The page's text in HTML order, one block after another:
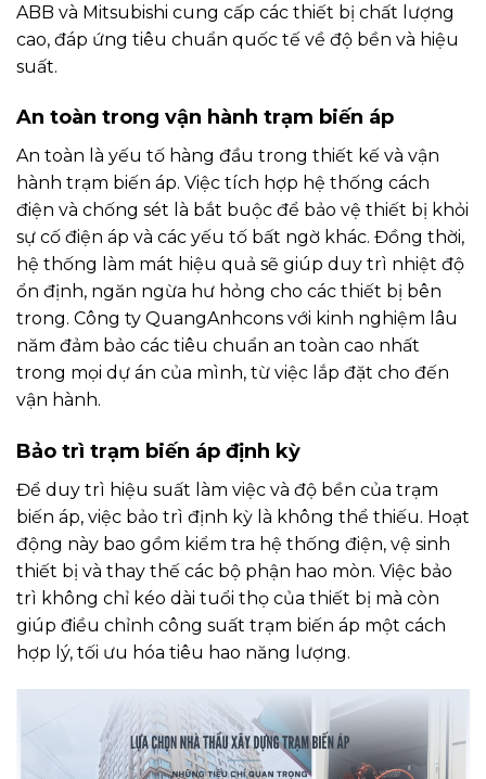
ABB và Mitsubishi cung cấp các thiết bị chất lượng
cao, đáp ứng tiêu chuẩn quốc tế về độ bền và hiệu
suất.
An toàn trong vận hành trạm biến áp
An toàn là yếu tố hàng đầu trong thiết kế và vận
hành trạm biến áp. Việc tích hợp hệ thống cách
điện và chống sét là bắt buộc để bảo vệ thiết bị khỏi
sự cố điện áp và các yếu tố bất ngờ khác. Đồng thời,
hệ thống làm mát hiệu quả sẽ giúp duy trì nhiệt độ
ổn định, ngăn ngừa hư hỏng cho các thiết bị bên
trong. Công ty QuangAnhcons với kinh nghiệm lâu
năm đảm bảo các tiêu chuẩn an toàn cao nhất
trong mọi dự án của mình, từ việc lắp đặt cho đến
vận hành.
Bảo trì trạm biến áp định kỳ
Để duy trì hiệu suất làm việc và độ bền của trạm
biến áp, việc bảo trì định kỳ là không thể thiếu. Hoạt
động này bao gồm kiểm tra hệ thống điện, vệ sinh
thiết bị và thay thế các bộ phận hao mòn. Việc bảo
trì không chỉ kéo dài tuổi thọ của thiết bị mà còn
giúp điều chỉnh công suất trạm biến áp một cách
hợp lý, tối ưu hóa tiêu hao năng lượng.